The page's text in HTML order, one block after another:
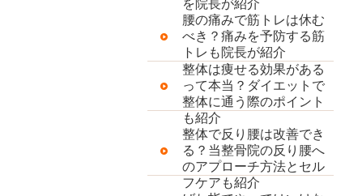
を院長が紹介
腰の痛みで筋トレは休む
べき？痛みを予防する筋
トレも院長が紹介
整体は痩せる効果がある
って本当？ダイエットで
整体に通う際のポイント
も紹介
整体で反り腰は改善でき
る？当整骨院の反り腰へ
のアプローチ方法とセル
フケアも紹介